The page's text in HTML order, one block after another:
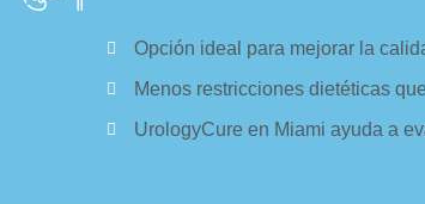
Opción ideal para mejorar la
Menos restricciones dietéticas
UrologyCure en Miami ayuda a